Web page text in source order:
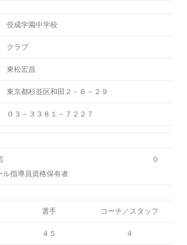
佼成学園中学校
クラブ
東松宏昌
東京都杉並区和田２－６－２９
０３－３３８１－７２２７
ル指導員資格保有者
０
選手 コーチ／スタッフ
４５ ４